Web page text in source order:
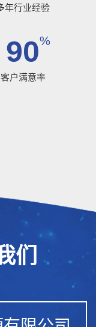
年行业经验
90%
客户满意率
们